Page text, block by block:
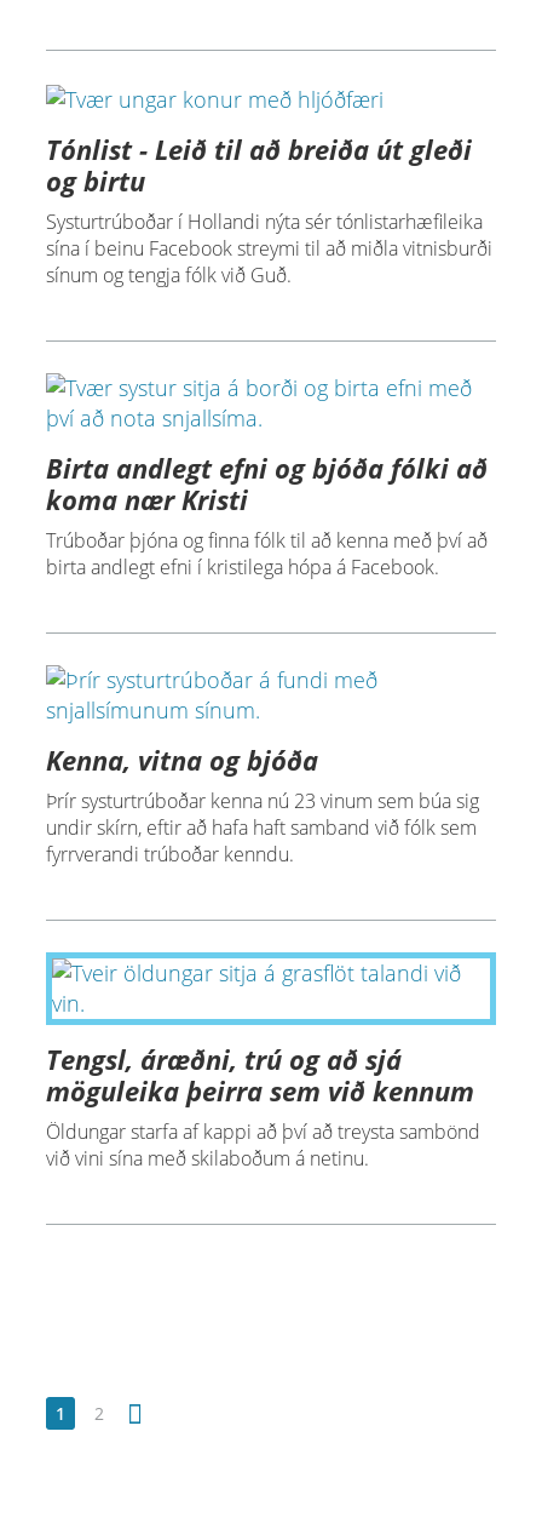
Tónlist - Leið til að breiða út gleði
og birtu
Systurtrúboðar í Hollandi nýta sér tónlistarhæfileika
sína í beinu Facebook streymi til að miðla vitnisburði
sínum og tengja fólk við Guð.
Birta andlegt efni og bjóða fólki að
koma nær Kristi
Trúboðar þjóna og finna fólk til að kenna með því að
birta andlegt efni í kristilega hópa á Facebook.
Kenna, vitna og bjóða
Þrír systurtrúboðar kenna nú 23 vinum sem búa sig
undir skírn, eftir að hafa haft samband við fólk sem
fyrrverandi trúboðar kenndu.
Tengsl, áræðni, trú og að sjá
möguleika þeirra sem við kennum
Öldungar starfa af kappi að því að treysta sambönd
við vini sína með skilaboðum á netinu.
1 2